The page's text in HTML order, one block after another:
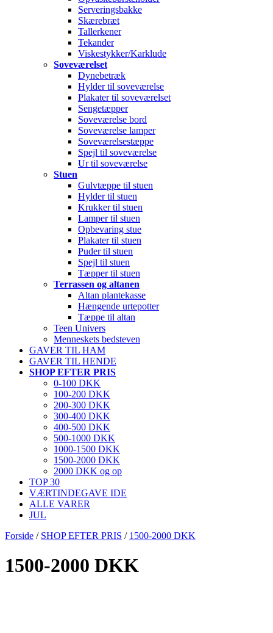
Serveringsbakke
Skærebræt
Tallerkener
Tekander
Viskestykker/Karklude
Soveværelset
Dynebetræk
Hylder til soveværelse
Plakater til soveværelset
Sengetæpper
Soveværelse bord
Soveværelse lamper
Soveværelsestæppe
Spejl til soveværelse
Ur til soveværelse
Stuen
Gulvtæppe til stuen
Hylder til stuen
Krukker til stuen
Lamper til stuen
Opbevaring stue
Plakater til stuen
Puder til stuen
Spejl til stuen
Tæpper til stuen
Terrassen og altanen
Altan plantekasse
Hængende urtepotter
Tæppe til altan
Teen Univers
Menneskets bedsteven
GAVER TIL HAM
GAVER TIL HENDE
SHOP EFTER PRIS
0-100 DKK
100-200 DKK
200-300 DKK
300-400 DKK
400-500 DKK
500-1000 DKK
1000-1500 DKK
1500-2000 DKK
2000 DKK og op
TOP 30
VÆRTINDEGAVE IDE
ALLE VARER
JUL
Forside / SHOP EFTER PRIS / 1500-2000 DKK
1500-2000 DKK